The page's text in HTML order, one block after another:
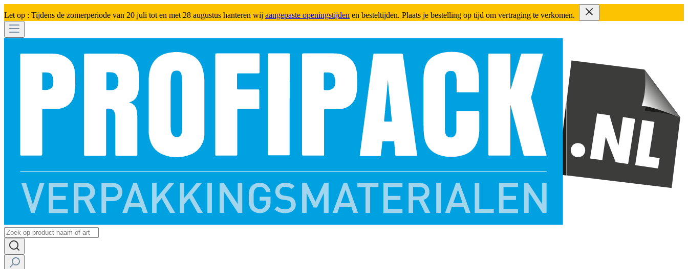
Let op : Tijdens de zomerperiode van 20 juli tot en met 28 augustus hanteren wij aangepaste openingstijden en besteltijden. Plaats je bestelling op tijd om vertraging te verkomen.